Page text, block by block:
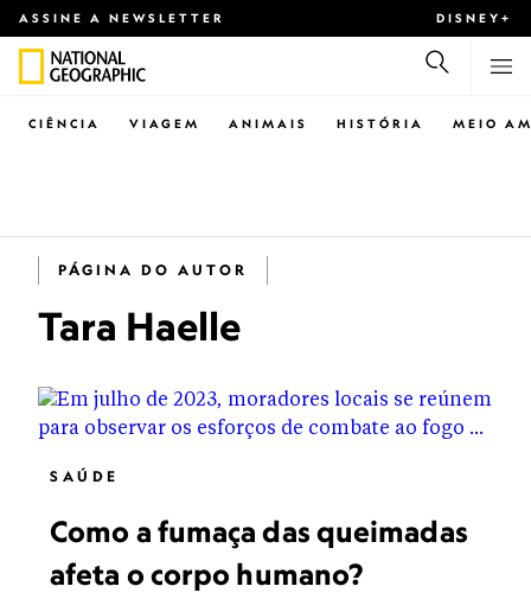
ASSINE A NEWSLETTER DISNEY+
CIÊNCIA VIAGEM ANIMAIS HISTÓRIA MEIO
PÁGINA DO AUTOR
Tara Haelle
SAÚDE
Como a fumaça das queimadas
afeta o corpo humano?